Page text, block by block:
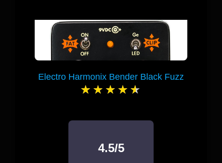
Electro Harmonix Bender Black Fuzz
4.5/5